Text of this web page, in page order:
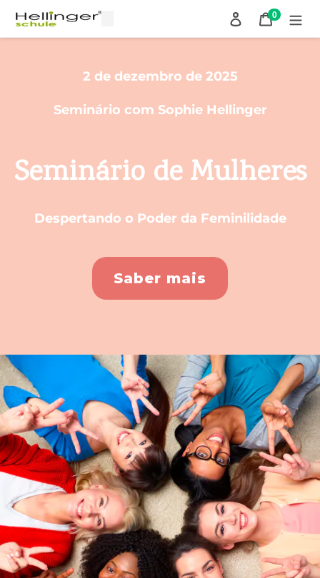
para
o
Fazer login
Carrinho
0itens
2 de dezembro de 2025
Seminário com Sophie Hellinger
Seminário de Mulheres
Despertando o Poder da Feminilidade
Saber mais